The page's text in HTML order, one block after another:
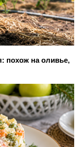
похож на оливье,